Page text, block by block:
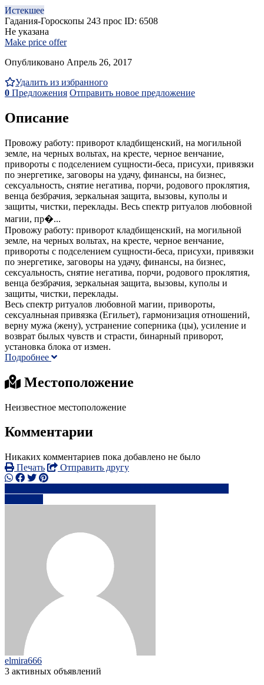
Истекшее
Гадания-Гороскопы 243 прос ID: 6508
Не указана
Make price offer
Опубликовано Апрель 26, 2017
Удалить из избранного
0 Предложения Отправить новое предложение
Описание
Провожу работу: приворот кладбищенский, на могильной
земле, на черных вольтах, на кресте, черное венчание,
привороты с подселением сущности-беса, присухи, привязки
по энергетике, заговоры на удачу, финансы, на бизнес,
сексуальность, снятие негатива, порчи, родового проклятия,
венца безбрачия, зеркальная защита, вызовы, куполы и
защиты, чистки, переклады. Весь спектр ритуалов любовной
магии, пр�...
Провожу работу: приворот кладбищенский, на могильной
земле, на черных вольтах, на кресте, черное венчание,
привороты с подселением сущности-беса, присухи, привязки
по энергетике, заговоры на удачу, финансы, на бизнес,
сексуальность, снятие негатива, порчи, родового проклятия,
венца безбрачия, зеркальная защита, вызовы, куполы и
защиты, чистки, переклады.
Весь спектр ритуалов любовной магии, привороты,
сексуалньная привязка (Егильет), гармонизация отношений,
верну мужа (жену), устранение соперника (цы), усиление и
возврат былых чувств и страсти, бинарный приворот,
установка блока от измен.
Подробнее
Местоположение
Неизвестное местоположение
Комментарии
Никаких комментариев пока добавлено не было
Печать
Отправить другу
elmira666
3 активных объявлений